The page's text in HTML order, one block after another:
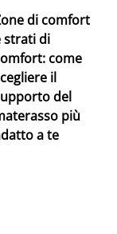
di comfort
strati di
come
il
del
più
a te